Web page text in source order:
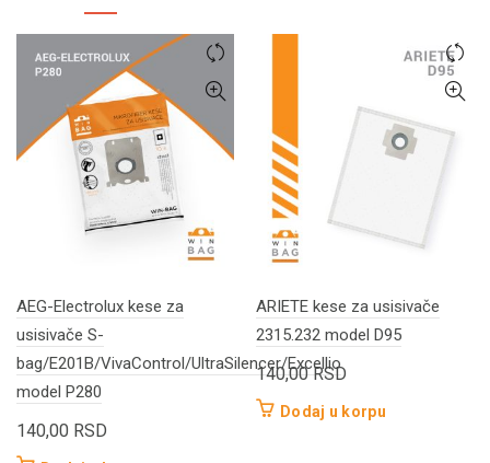
AEG-Electrolux kese za
usisivače S-
bag/E201B/VivaControl/UltraSilencer/Excellio
model P280
140,00 RSD
ARIETE kese za usisivače
2315.232 model D95
140,00RSD
Dodaj u korpu